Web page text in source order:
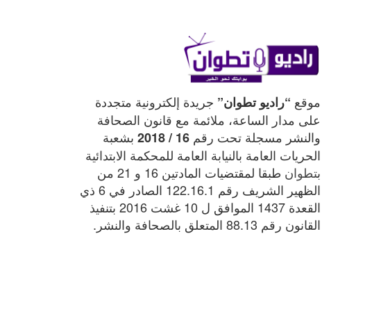
موقع “راديو تطوان” جريدة إلكترونية متجددة
على مدار الساعة، ملائمة مع قانون الصحافة
والنشر مسجلة تحت رقم 16 / 2018
بشعبة
الحريات العامة بالنيابة العامة للمحكمة الابتدائية
بتطوان
طبقا لمقتضيات المادتين 16 و 21 من
الظهير الشريف رقم 122.16.1 الصادر في 6 ذي
القعدة 1437 الموافق ل 10 غشت 2016 بتنفيذ
القانون رقم 88.13 المتعلق بالصحافة والنشر.